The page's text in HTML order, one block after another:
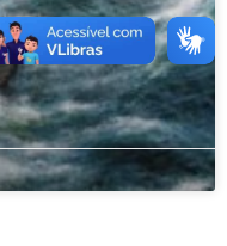
de covid-19